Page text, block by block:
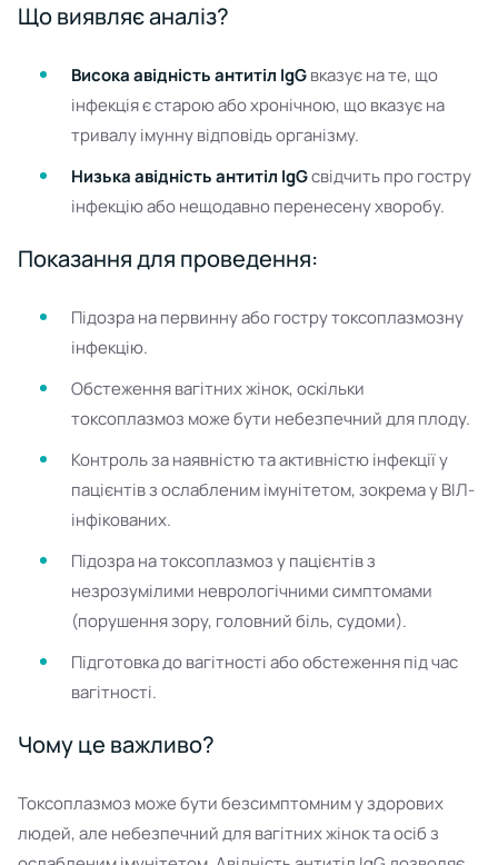
Що виявляє аналіз?
Висока авідність антитіл IgGвказує на те, що
інфекція є старою або хронічною, що вказує на
тривалу імунну відповідь організму.
Низька авідність антитіл IgGсвідчить про гостру
інфекцію або нещодавно перенесену хворобу.
Показання для проведення:
Підозра на первинну або гостру токсоплазмозну
інфекцію.
Обстеження вагітних жінок, оскільки
токсоплазмоз може бути небезпечний для плоду.
Контроль за наявністю та активністю інфекції у
пацієнтів з ослабленим імунітетом, зокрема у ВІЛ-
інфікованих.
Підозра на токсоплазмоз у пацієнтів з
незрозумілими неврологічними симптомами
(порушення зору, головний біль, судоми).
Підготовка до вагітності або обстеження під час
вагітності.
Чому це важливо?
Токсоплазмоз може бути безсимптомним у здорових
людей, але небезпечний для вагітних жінок та осіб з